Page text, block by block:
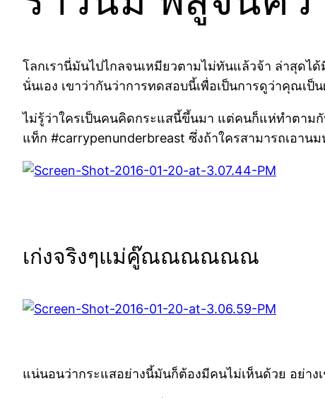
โลกเรานี่มันไปไกลจนเหมียวตามไม่ทันแล้วจ้า ล่าสุดไ
นั่นเอง เขาว่ากันว่าการทดสอบนี้เพื่อเป็นการดูว่าคุณเ
ไม่รู้ว่าใครเป็นคนคิดกระแสนี้ขึ้นมา แต่คนก็แห่ทำตาม
แท็ก #carrypenunderbreast ซึ่งถ้าใครสามารถเอา
เก่งจริงๆแม่คู๊ณณณณณณ
แน่นอนว่ากระแสอย่างนี้มันก็ต้องมีคนไม่เห็นด้วย อย่าง